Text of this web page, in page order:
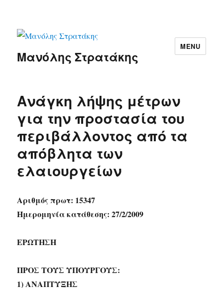
Μανόλης Στρατάκης
MENU
Ανάγκη λήψης μέτρων
για την προστασία του
περιβάλλοντος από τα
απόβλητα των
ελαιουργείων
Αριθμός πρωτ: 15347
Ημερομηνία κατάθεσης: 27/2/2009
ΕΡΩΤΗΣΗ
ΠΡΟΣ ΤΟΥΣ ΥΠΟΥΡΓΟΥΣ:
1) ΑΝΑΠΤΥΞΗΣ